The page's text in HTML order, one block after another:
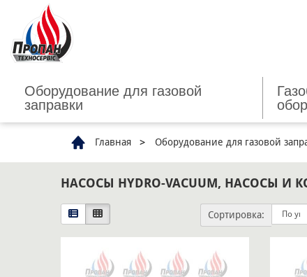
Оборудование для газовой
заправки
Главная Оборудование для газовой
НАСОСЫ HYDRO-VACUUM, НАСОСЫ
Сортировка: